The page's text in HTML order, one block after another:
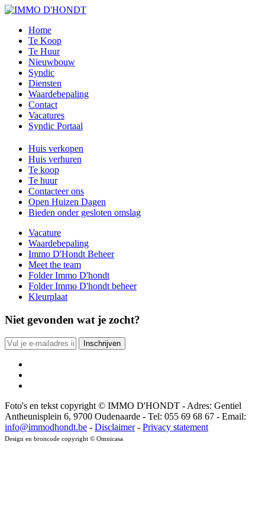
Home
Te Koop
Te Huur
Nieuwbouw
Syndic
Diensten
Waardebepaling
Contact
Vacatures
Syndic Portaal
Huis verkopen
Huis verhuren
Te koop
Te huur
Contacteer ons
Open Huizen Dagen
Bieden onder gesloten omslag
Vacature
Waardebepaling
Immo D'Hondt Beheer
Meet the team
Folder Immo D'hondt
Folder Immo D'hondt beheer
Kleurplaat
Niet gevonden wat je zocht?
Foto's en tekst copyright © IMMO D'HONDT - Adres: Gentiel
Antheunisplein 6, 9700 Oudenaarde - Tel: 055 69 68 67 - Email:
info@immodhondt.be - Disclaimer- Privacy statement
Design en broncode copyright © Omnicasa